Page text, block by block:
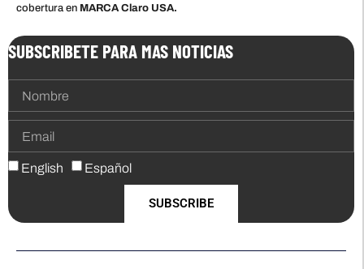
cobertura en MARCA Claro USA.
SUBSCRIBETE PARA MAS NOTICIAS
English Español
SUBSCRIBE